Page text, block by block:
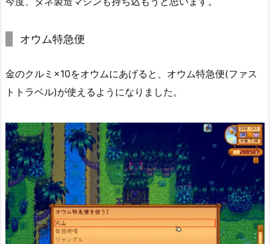
オウム特急便
金のクルミ×10をオウムにあげると、オウム特急便(ファス
トトラベル)が使えるようになりました。